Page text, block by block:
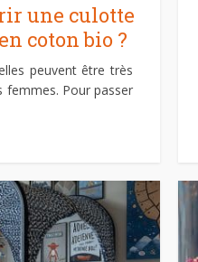
une culotte
coton bio ?
peuvent être très
femmes. Pour passer